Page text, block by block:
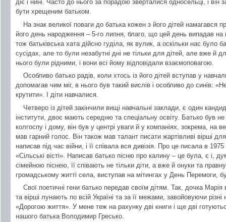
діє і нині. Часто до нього за порадою зверталися односельці, і
бути хрещеним батьком.
На знак великої поваги до батька кожен з його дітей намагався
його день народження – 5-го липня, благо, що цей день випадав на
тож батьківська хата дійсно гуділа, як вулик, а оскільки нас було
сусідах, але то були незабутні дні не тільки для дітей, але вже й
нього були рідними, і вони всі йому відповідали взаємоповагою.
Особливо батько радів, коли хтось із його дітей вступав у
допомагав чим міг, в нього був такий вислів і особливо до синів:
крутити». І діти навчалися.
Четверо із дітей закінчили вищі навчальні заклади, є один
інститути, двоє мають середню та спеціальну освіту. Батько був
колгоспу і дому, він був у центрі уваги й у компаніях, зокрема, на
мав гарний голос. Він також мав талант писати жартівливі вірші
написав під час війни, і її співала вся дивізія. Про це писала в
«Сільські вісті». Написав батько пісню про калину – це була, є і,
сімейною піснею, її співають не тільки діти, а вже й онуки та
громадському житті села, виступав на мітингах у День Перемоги,
Свої поетичні гени батько передав своїм дітям. Так, дочка Марія
та вірші лунають по всій Україні та за її межами, завойовуючи
«Дорогою життя». У мене теж на рахунку дві книги і ще дві
нашого батька Володимир Гресько.